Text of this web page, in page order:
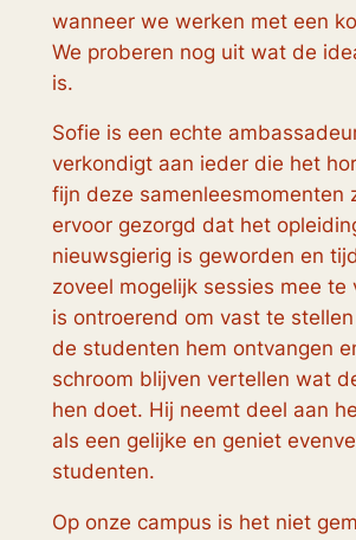
wanneer we werken met een
We proberen nog uit wat de
is.
Sofie is een echte
verkondigt aan ieder die het
fijn deze samenleesmomenten
ervoor gezorgd dat het
nieuwsgierig is geworden en
zoveel mogelijk sessies mee te
is ontroerend om vast te
de studenten hem ontvangen
schroom blijven vertellen wat
hen doet. Hij neemt deel aan
als een gelijke en geniet
studenten.
Op onze campus is het niet